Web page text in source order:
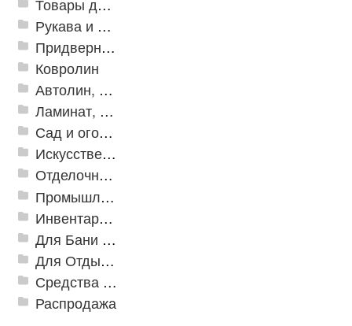
Товары для дома
Рукава и шланги промышленные
Придверные решетки
Ковролин
Автолин, Транслин, Линолеум
Ламинат, Кварцвиниловая плитка SPC
Сад и огород
Искусственная трава
Отделочные профили
Промышленный текстиль
Инвентарь для клининга
Для Бани и Сауны
Для Отдыха и Пикника
Средства от насекомых и садовых вредителей
Распродажа